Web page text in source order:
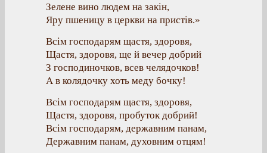
Зелене вино людем на закін,
Яру пшеницу в церкви на пристів.»
Всім господарям щастя, здоровя,
Щастя, здоровя, ще й вечер добрий
З господиночков, всев челядочков!
А в колядочку хоть меду бочку!
Всім господарям щастя, здоровя,
Щастя, здоровя, пробуток добрий!
Всім господарям, державним панам,
Державним панам, духовним отцям!